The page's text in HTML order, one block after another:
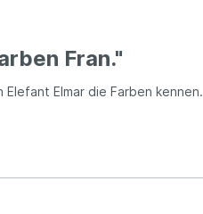
Fran."
Elmar die Farben kennen.